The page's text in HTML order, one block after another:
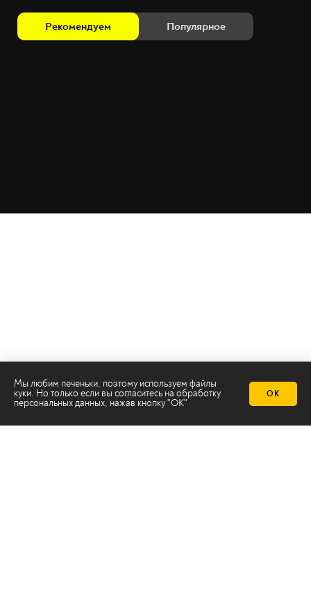
Рекомендуем Популярное
Мы любим печеньки, поэтому используем файлы
куки. Но только если вы согласитесь на обработку
персональных данных, нажав кнопку "ОК"
ОК
Телеканал 2х2